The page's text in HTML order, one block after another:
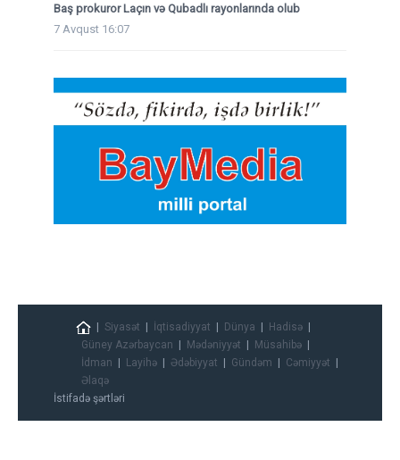
Baş prokuror Laçın və Qubadlı rayonlarında olub
7 Avqust 16:07
Siyasət İqtisadiyyat Dünya
Hadisə
Güney Azərbaycan
Mədəniyyət
Müsahibə
İdman
Layihə Ədəbiyyat Gündəm
Cəmiyyət
Əlaqə
İstifadə şərtləri